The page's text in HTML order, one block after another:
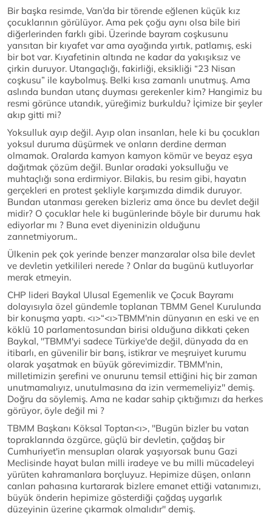
Bir başka resimde, Van’da bir törende eğlenen küçük kız
çocuklarının görülüyor. Ama pek çoğu aynı olsa bile biri
diğerlerinden farklı gibi. Üzerinde bayram coşkusunu
yansıtan bir kıyafet var ama ayağında yırtık, patlamış, eski
bir bot var. Kıyafetinin altında ne kadar da yakışıksız ve
çirkin duruyor. Utangaçlığı, fakirliği, eksikliği “23 Nisan
coşkusu” ile kaybolmuş. Belki kısa zamanlı unutmuş. Ama
aslında bundan utanç duyması gerekenler kim? Hangimiz bu
resmi görünce utandık, yüreğimiz burkuldu? İçimize bir şeyler
akıp gitti mi?
Yoksulluk ayıp değil. Ayıp olan insanları, hele ki bu çocukları
yoksul duruma düşürmek ve onların derdine derman
olmamak. Oralarda kamyon kamyon kömür ve beyaz eşya
dağıtmak çözüm değil. Bunlar oradaki yoksulluğu ve
muhtaçlığı sona erdirmiyor. Bilakis, bu resim gibi, hayatın
gerçekleri en protest şekliyle karşımızda dimdik duruyor.
Bundan utanması gereken bizleriz ama önce bu devlet değil
midir? O çocuklar hele ki bugünlerinde böyle bir durumu hak
ediyorlar mı ? Buna evet diyeninizin olduğunu
zannetmiyorum..
Ülkenin pek çok yerinde benzer manzaralar olsa bile devlet
ve devletin yetkilileri nerede ? Onlar da bugünü kutluyorlar
merak etmeyin.
CHP lideri Baykal Ulusal Egemenlik ve Çocuk Bayramı
dolayısıyla özel gündemle toplanan TBMM Genel Kurulunda
bir konuşma yaptı. <ı>“<ı>TBMM'nin dünyanın en eski ve en
köklü 10 parlamentosundan birisi olduğuna dikkati çeken
Baykal, ''TBMM'yi sadece Türkiye'de değil, dünyada da en
itibarlı, en güvenilir bir barış, istikrar ve meşruiyet kurumu
olarak yaşatmak en büyük görevimizdir. TBMM'nin,
milletimizin şerefini ve onurunu temsil ettiğini hiç bir zaman
unutmamalıyız, unutulmasına da izin vermemeliyiz'' demiş.
Doğru da söylemiş. Ama ne kadar sahip çıktığımızı da herkes
görüyor, öyle değil mi ?
TBMM Başkanı Köksal Toptan<ı>, ''Bugün bizler bu vatan
topraklarında özgürce, güçlü bir devletin, çağdaş bir
Cumhuriyet'in mensupları olarak yaşıyorsak bunu Gazi
Meclisinde hayat bulan milli iradeye ve bu milli mücadeleyi
yürüten kahramanlara borçluyuz. Hepimize düşen, onların
canları pahasına kurtararak bizlere emanet ettiği vatanımızı,
büyük önderin hepimize gösterdiği çağdaş uygarlık
düzeyinin üzerine çıkarmak olmalıdır'' demiş.